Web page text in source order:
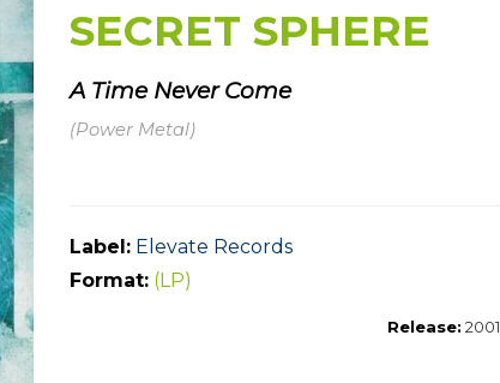
SECRET SPHERE
A Time Never Come
(Power Metal)
Label: Elevate Records
Format: (LP)
Release: 2001